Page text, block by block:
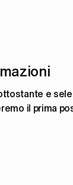
e
il prima